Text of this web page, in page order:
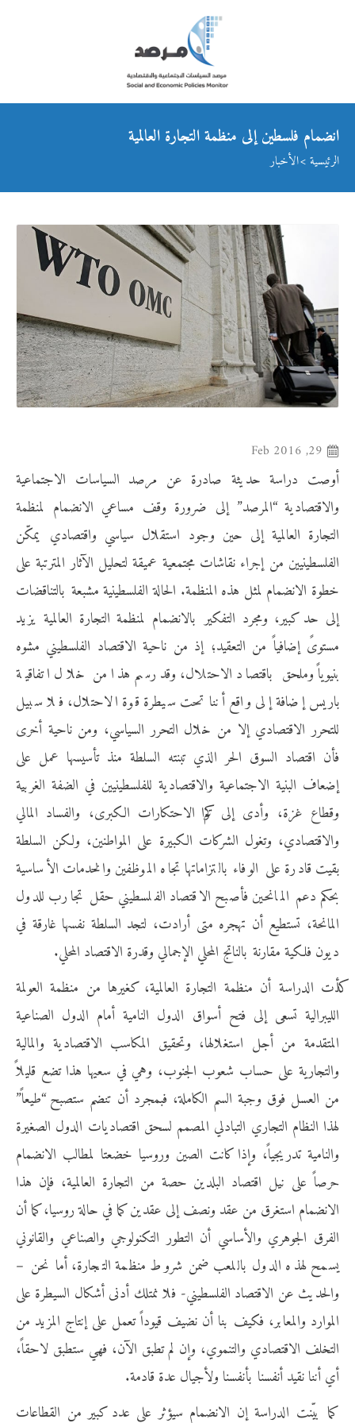
انضمام فلسطين إلى منظمة التجارة العالمية
الرئيسية الأخبار
29, Feb 2016
أوصت دراسة حديثة صادرة عن مرصد السياسات الاجتماعية
والاقتصادية “المرصد” إلى ضرورة وقف مساعي الانضمام لمنظمة
التجارة العالمية إلى حين وجود استقلال سياسي واقتصادي يمكّن
الفلسطينيين من إجراء نقاشات مجتمعية عميقة لتحليل الآثار المترتبة على
خطوة الانضمام لمثل هذه المنظمة. الحالة الفلسطينية مشبعة بالتناقضات
إلى حد كبير، ومجرد التفكير بالانضمام لمنظمة التجارة العالمية يزيد
مستوىً إضافياً من التعقيد؛ إذ من ناحية الاقتصاد الفلسطيني مشوه
بنيوياً وملحق باقتصاد الاحتلال، وقد رسم هذا من خلال اتفاقية
باريس إضافة إلى واقع أننا تحت سيطرة قوة الاحتلال، فلا سبيل
للتحرر الاقتصادي إلا من خلال التحرر السياسي، ومن ناحية أخرى
فأن اقتصاد السوق الحر الذي تبنته السلطة منذ تأسيسها عمل على
إضعاف البنية الاجتماعية والاقتصادية للفلسطينيين في الضفة الغربية
وقطاع غزة، وأدى إلى تراكم الاحتكارات الكبرى، والفساد المالي
والاقتصادي، وتغول الشركات الكبيرة على المواطنين، ولكن السلطة
بقيت قادرة على الوفاء بالتزاماتها تجاه الموظفين والخدمات الأساسية
بحكم دعم المانحين فأصبح الاقتصاد الفلسطيني حقل تجارب للدول
المانحة، تستطيع أن تهجره متى أرادت، لتجد السلطة نفسها غارقة في
ديون فلكية مقارنة بالناتج المحلي الإجمالي وقدرة الاقتصاد المحلي.
أكدت الدراسة أن منظمة التجارة العالمية، كغيرها من منظمة العولمة
الليبرالية تسعى إلى فتح أسواق الدول النامية أمام الدول الصناعية
المتقدمة من أجل استغلالها، وتحقيق المكاسب الاقتصادية والمالية
والتجارية على حساب شعوب الجنوب، وهي في سعيها هذا تضع قليلاً
من العسل فوق وجبة السم الكاملة، فبمجرد أن تنضم ستصبح “طيعاً”
لهذا النظام التجاري التبادلي المصمم لسحق اقتصاديات الدول الصغيرة
والنامية تدريجياً، وإذا كانت الصين وروسيا خضعتا لمطالب الانضمام
حرصاً على نيل اقتصاد البلدين حصة من التجارة العالمية، فإن هذا
الانضمام استغرق من عقد ونصف إلى عقدين كما في حالة روسيا، كما أن
الفرق الجوهري والأساسي أن التطور التكنولوجي والصناعي والقانوني
يسمح لهذه الدول باللعب ضمن شروط منظمة التجارة، أما نحن –
والحديث عن الاقتصاد الفلسطيني- فلا نمتلك أدنى أشكال السيطرة على
الموارد والمعابر، فكيف بنا أن نضيف قيوداً تعمل على إنتاج المزيد من
التخلف الاقتصادي والتنموي، وإن لم تطبق الآن، فهي ستطبق لاحقاً،
أي أننا نقيد أنفسنا بأنفسنا ولأجيال عدة قادمة.
كما بيّنت الدراسة إن الانضمام سيؤثر على عدد كبير من القطاعات